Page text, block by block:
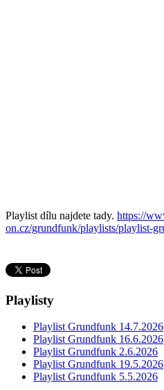
Playlist dílu najdete tady. https://
on.cz/grundfunk/playlists/playlist-
Playlisty
Playlist Grundfunk 14.7.2026
Playlist Grundfunk 16.6.2026
Playlist Grundfunk 2.6.2026
Playlist Grundfunk 19.5.2026
Playlist Grundfunk 5.5.2026